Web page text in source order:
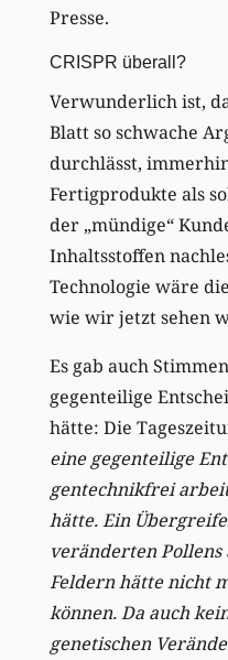
Presse.
CRISPR überall?
Verwunderlich ist,
Blatt so schwache
durchlässt,
Fertigprodukte als
der „mündige“
Inhaltsstoffen
Technologie wäre
wie wir jetzt sehen
Es gab auch
gegenteilige
hätte: Die
eine gegenteilige
gentechnikfrei
hätte. Ein
veränderten
Feldern hätte nicht
können. Da auch
genetischen